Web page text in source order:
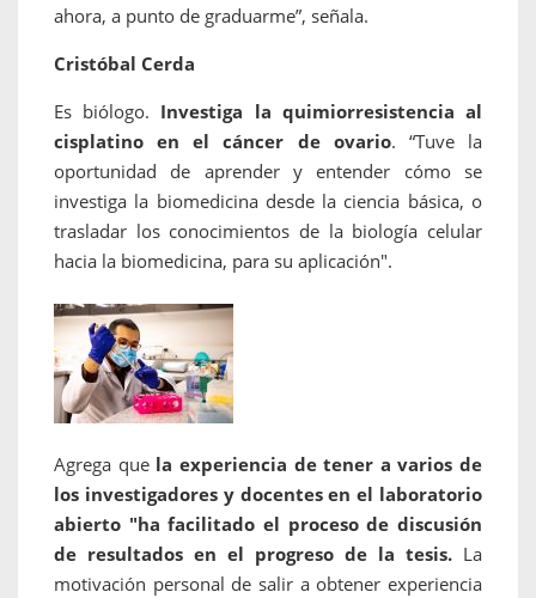
ahora, a punto de graduarme”, señala.
Cristóbal Cerda
Es biólogo. Investiga la quimiorresistencia al
cisplatino en el cáncer de ovario. “Tuve la
oportunidad de aprender y entender cómo se
investiga la biomedicina desde la ciencia básica, o
trasladar los conocimientos de la biología celular
hacia la biomedicina, para su aplicación".
Agrega quela experiencia de tener a varios de
los investigadores y docentes en el laboratorio
abierto "ha facilitado el proceso de discusión
de resultados en el progreso de la tesis. La
motivación personal de salir a obtener experiencia